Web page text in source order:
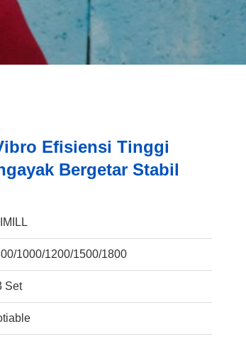
Efisiensi Tinggi
Bergetar Stabil
1000/1200/1500/1800
Set